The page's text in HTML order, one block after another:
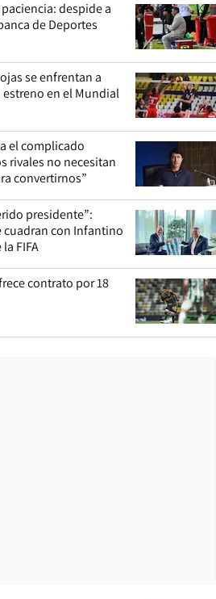
despide a
de Deportes
se enfrentan a
estreno en el Mundial
el complicado
rivales no necesitan
convertirnos”
presidente”:
cuadran con Infantino
FIFA
contrato por 18